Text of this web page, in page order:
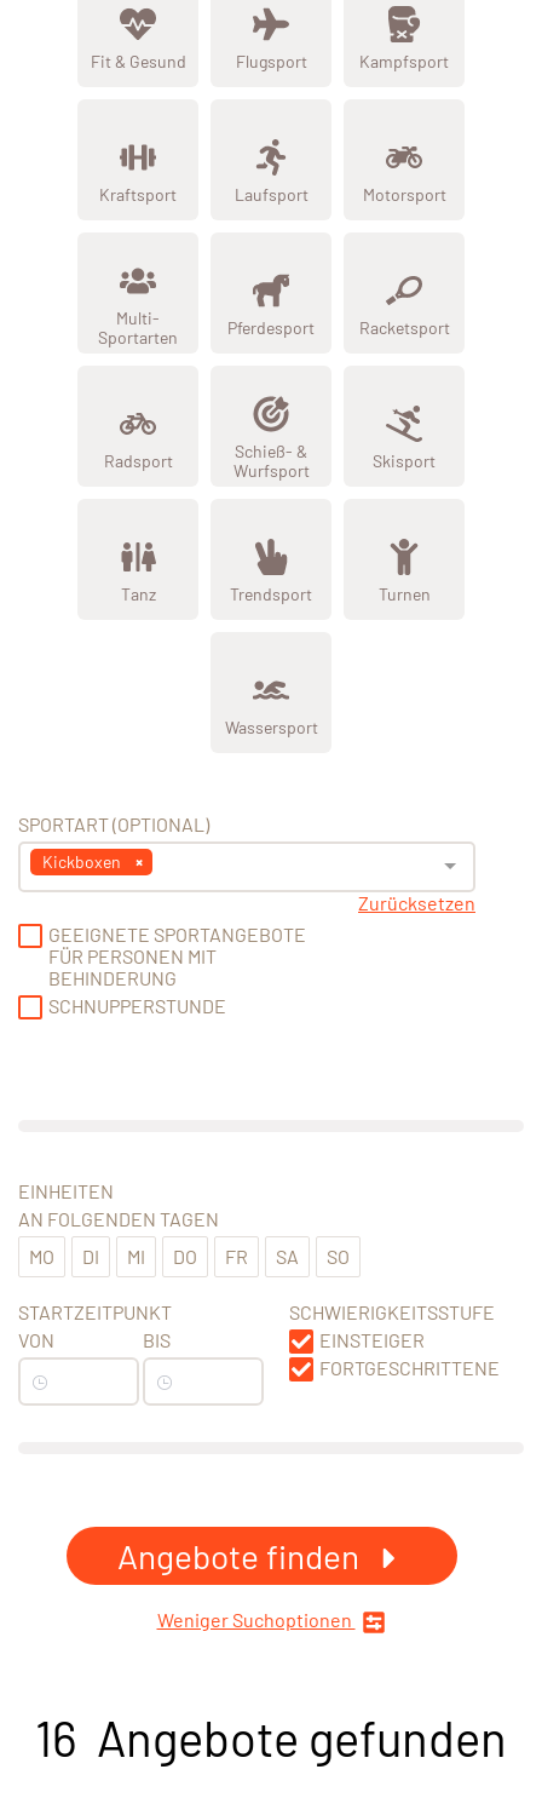
Fit & Gesund Flugsport Kampfsport
Kraftsport Laufsport Motorsport
Multi-
Sportarten
Pferdesport Racketsport
Radsport
Schieß- &
Wurfsport
Skisport
Tanz Trendsport Turnen
Wassersport
SPORTART (OPTIONAL)
Kickboxen
Zurücksetzen
GEEIGNETE SPORTANGEBOTE
FÜR PERSONEN MIT
BEHINDERUNG
SCHNUPPERSTUNDE
EINHEITEN
AN FOLGENDEN TAGEN
MO
DI MI DO FR SA SO
STARTZEITPUNKT
VON
BIS
SCHWIERIGKEITSSTUFE
EINSTEIGER
FORTGESCHRITTENE
Angebote finden
Weniger Suchoptionen
16 Angebote gefunden